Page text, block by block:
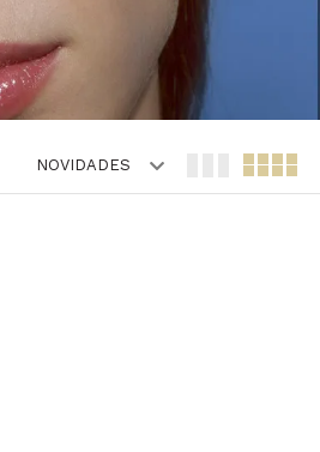
NOVIDADES